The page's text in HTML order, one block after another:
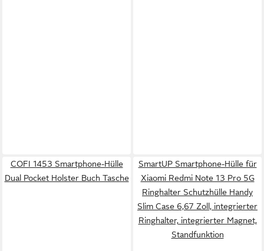
COFI 1453 Smartphone-Hülle
Dual Pocket Holster Buch Tasche
SmartUP Smartphone-Hülle für
Xiaomi Redmi Note 13 Pro 5G
Ringhalter Schutzhülle Handy
Slim Case 6,67 Zoll, integrierter
Ringhalter, integrierter Magnet,
Standfunktion